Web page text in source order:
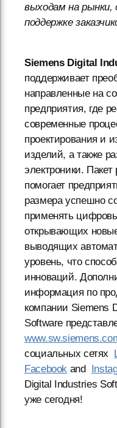
выходам на рынки,
поддержке
Siemens Digital
поддерживает
направленные на
предприятия, где
современные
проектирования и
изделий, а также
электроники.
помогает
размера успешно
применять
открывающих
выводящих
уровень, что
инноваций.
информация по
компании Siemens
Software
социальных сетях
Facebook and
Digital Industries
уже сегодня!